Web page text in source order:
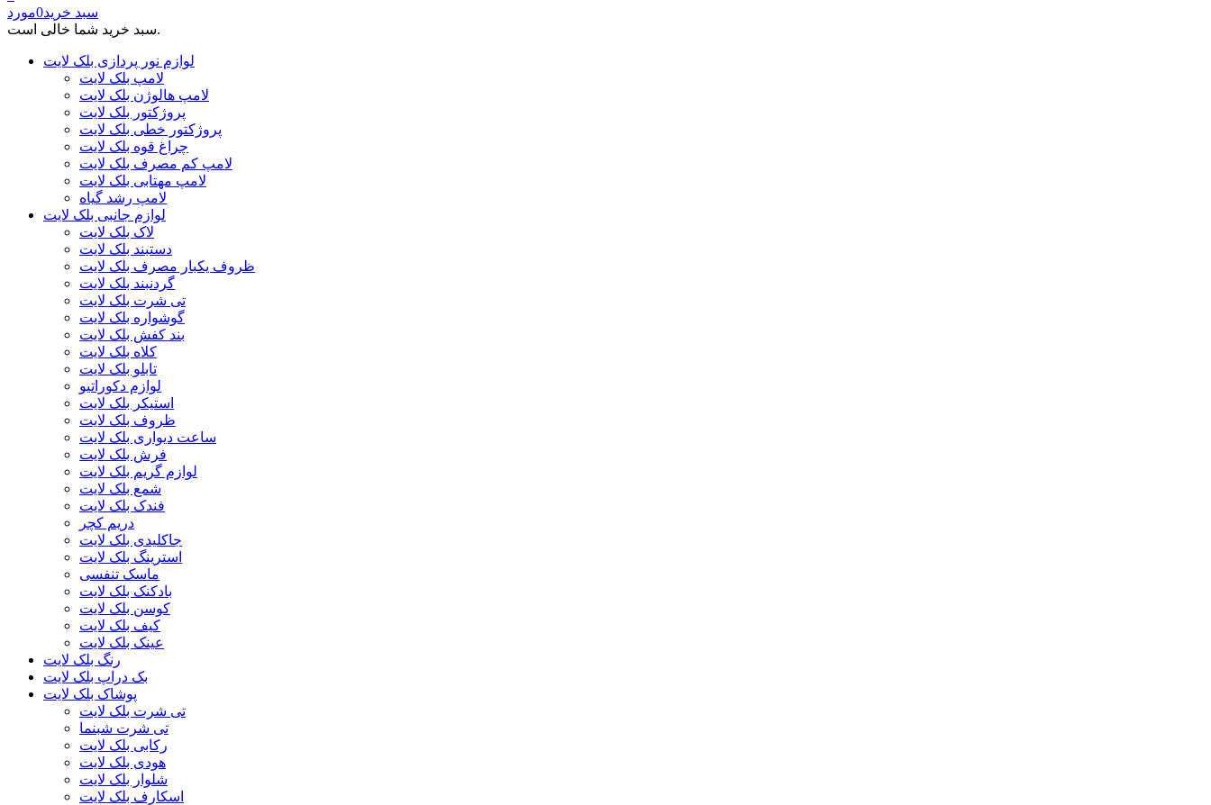
سبد خرید0مورد
سبد خرید شما خالی است.
لوازم نور پردازی بلک لایت
لامپ بلک لایت
لامپ هالوژن بلک لایت
پروژکتور بلک لایت
پروژکتور خطی بلک لایت
چراغ قوه بلک لایت
لامپ کم مصرف بلک لایت
لامپ مهتابی بلک لایت
لامپ رشد گیاه
لوازم جانبی بلک لایت
لاک بلک لایت
دستبند بلک لایت
ظروف یکبار مصرف بلک لایت
گردنبند بلک لایت
تی شرت بلک لایت
گوشواره بلک لایت
بند کفش بلک لایت
کلاه بلک لایت
تابلو بلک لایت
لوازم دکوراتیو
استیکر بلک لایت
ظروف بلک لایت
ساعت دیواری بلک لایت
فرش بلک لایت
لوازم گریم بلک لایت
شمع بلک لایت
فندک بلک لایت
دریم کچر
جاکلیدی بلک لایت
استرینگ بلک لایت
ماسک تنفسی
بادکنک بلک لایت
کوسن بلک لایت
کیف بلک لایت
عینک بلک لایت
رنگ بلک لایت
بک دراپ بلک لایت
پوشاک بلک لایت
تی شرت بلک لایت
تی شرت شبنما
رکابی بلک لایت
هودی بلک لایت
شلوار بلک لایت
اسکارف بلک لایت